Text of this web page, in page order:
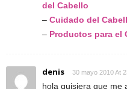
del Cabello
– Cuidado del
– Productos para el
denis 30 mayo 2010 At
hola quisiera que me